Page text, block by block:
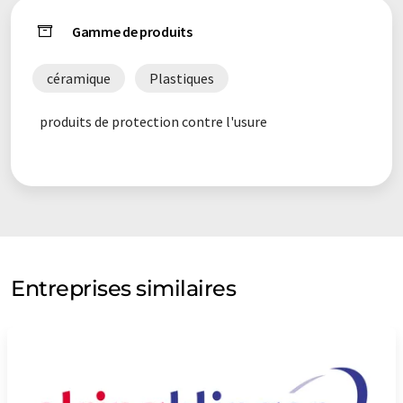
Gamme de produits
céramique Plastiques
produits de protection contre l'usure
Entreprises similaires